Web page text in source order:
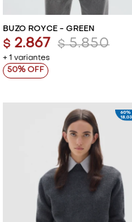
BUZO ROYCE - GREEN
+ 1 variantes
$ 2.867 $ 5.850
50